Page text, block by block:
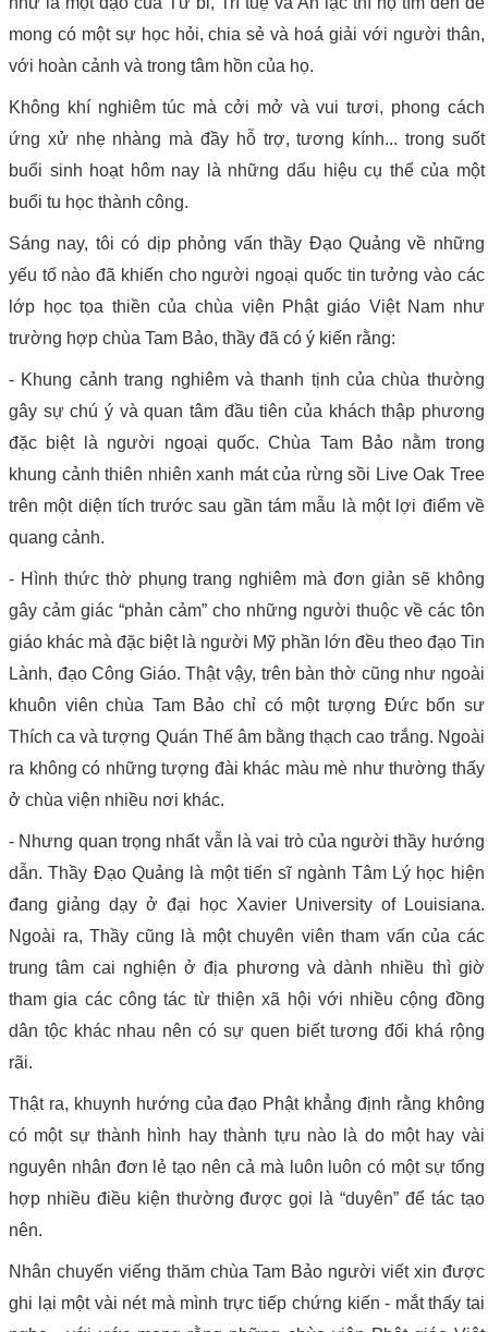
mong có một sự học hỏi, chia sẻ và hoá giải với người thân,
với hoàn cảnh và trong tâm hồn của họ.
Không khí nghiêm túc mà cởi mở và vui tươi, phong cách
ứng xử nhẹ nhàng mà đầy hỗ trợ, tương kính... trong suốt
buổi sinh hoạt hôm nay là những dấu hiệu cụ thể của một
buổi tu học thành công.
Sáng nay, tôi có dịp phỏng vấn thầy Đạo Quảng về những
yếu tố nào đã khiến cho người ngoại quốc tin tưởng vào các
lớp học tọa thiền của chùa viện Phật giáo Việt Nam như
trường hợp chùa Tam Bảo, thầy đã có ý kiến rằng:
- Khung cảnh trang nghiêm và thanh tịnh của chùa thường
gây sự chú ý và quan tâm đầu tiên của khách thập phương
đặc biệt là người ngoại quốc. Chùa Tam Bảo nằm trong
khung cảnh thiên nhiên xanh mát của rừng sồi Live Oak Tree
trên một diện tích trước sau gần tám mẫu là một lợi điểm về
quang cảnh.
- Hình thức thờ phụng trang nghiêm mà đơn giản sẽ không
gây cảm giác “phản cảm” cho những người thuộc về các tôn
giáo khác mà đặc biệt là người Mỹ phần lớn đều theo đạo Tin
Lành, đạo Công Giáo. Thật vậy, trên bàn thờ cũng như ngoài
khuôn viên chùa Tam Bảo chỉ có một tượng Đức bổn sư
Thích ca và tượng Quán Thế âm bằng thạch cao trắng. Ngoài
ra không có những tượng đài khác màu mè như thường thấy
ở chùa viện nhiều nơi khác.
- Nhưng quan trọng nhất vẫn là vai trò của người thầy hướng
dẫn. Thầy Đạo Quảng là một tiến sĩ ngành Tâm Lý học hiện
đang giảng dạy ở đại học Xavier University of Louisiana.
Ngoài ra, Thầy cũng là một chuyên viên tham vấn của các
trung tâm cai nghiện ở địa phương và dành nhiều thì giờ
tham gia các công tác từ thiện xã hội với nhiều cộng đồng
dân tộc khác nhau nên có sự quen biết tương đối khá rộng
rãi.
Thật ra, khuynh hướng của đạo Phật khẳng định rằng không
có một sự thành hình hay thành tựu nào là do một hay vài
nguyên nhân đơn lẻ tạo nên cả mà luôn luôn có một sự tổng
hợp nhiều điều kiện thường được gọi là “duyên” để tác tạo
nên.
Nhân chuyến viếng thăm chùa Tam Bảo người viết xin được
ghi lại một vài nét mà mình trực tiếp chứng kiến - mắt thấy tai